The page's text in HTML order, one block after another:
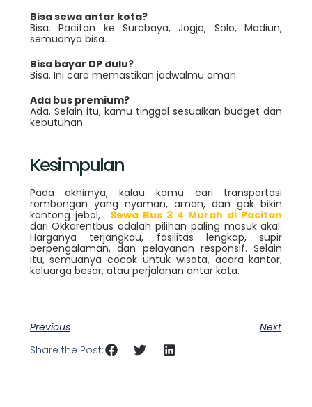
Bisa sewa antar kota?
Bisa. Pacitan ke Surabaya, Jogja, Solo, Madiun,
semuanya bisa.
Bisa bayar DP dulu?
Bisa. Ini cara memastikan jadwalmu aman.
Ada bus premium?
Ada. Selain itu, kamu tinggal sesuaikan budget dan
kebutuhan.
Kesimpulan
Pada akhirnya, kalau kamu cari transportasi
rombongan yang nyaman, aman, dan gak bikin
kantong jebol, Sewa Bus 3 4 Murah di Pacitan
dari Okkarentbus adalah pilihan paling masuk akal.
Harganya terjangkau, fasilitas lengkap, supir
berpengalaman, dan pelayanan responsif. Selain
itu, semuanya cocok untuk wisata, acara kantor,
keluarga besar, atau perjalanan antar kota.
Previous
Next
Share the Post: